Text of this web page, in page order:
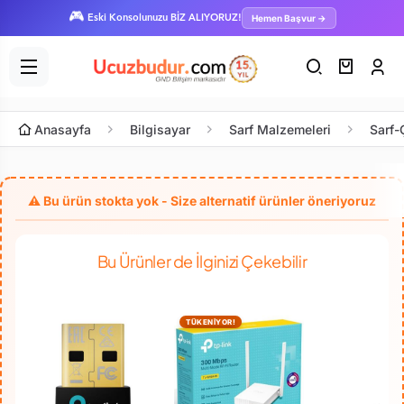
🎮 Eski Konsolunuzu BİZ ALIYORUZ! Hemen Başvur →
Anasayfa Bilgisayar Sarf Malzemeleri Sarf-
Bu Ürünler de İlginizi Çekebilir
TÜKENİYOR!